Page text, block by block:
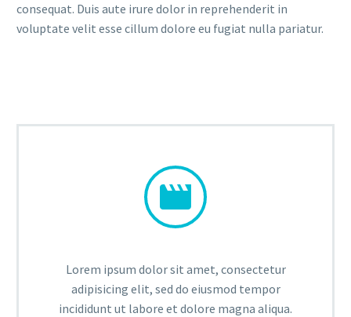
consequat. Duis aute irure dolor in reprehenderit in
voluptate velit esse cillum dolore eu fugiat nulla pariatur.


Lorem ipsum dolor sit amet, consectetur
adipisicing elit, sed do eiusmod tempor
incididunt ut labore et dolore magna aliqua.